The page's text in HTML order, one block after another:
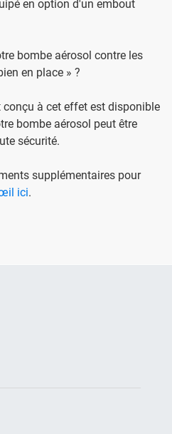
en option d'un embout
bombe aérosol contre les
en place » ?
à cet effet est disponible
bombe aérosol peut être
sécurité.
supplémentaires pour
ici.